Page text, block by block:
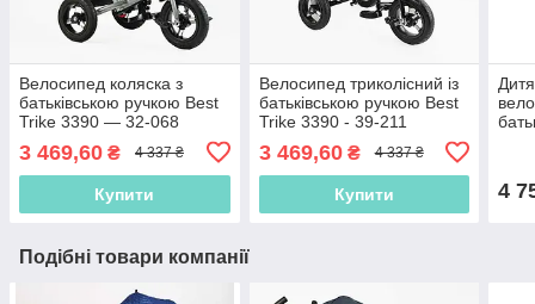
Велосипед коляска з
батьківською ручкою Best
Trike 3390 — 32-068
фара з USB, пульт
3 469,60 ₴ 4 337 ₴
Купити
Велосипед триколісний із
батьківською ручкою Best
Trike 3390 - 39-211
Чорний, надувні колеса,
фара USB, пульт
3 469,60₴ 4 337 ₴
Купити 4
Подібні товари компанії